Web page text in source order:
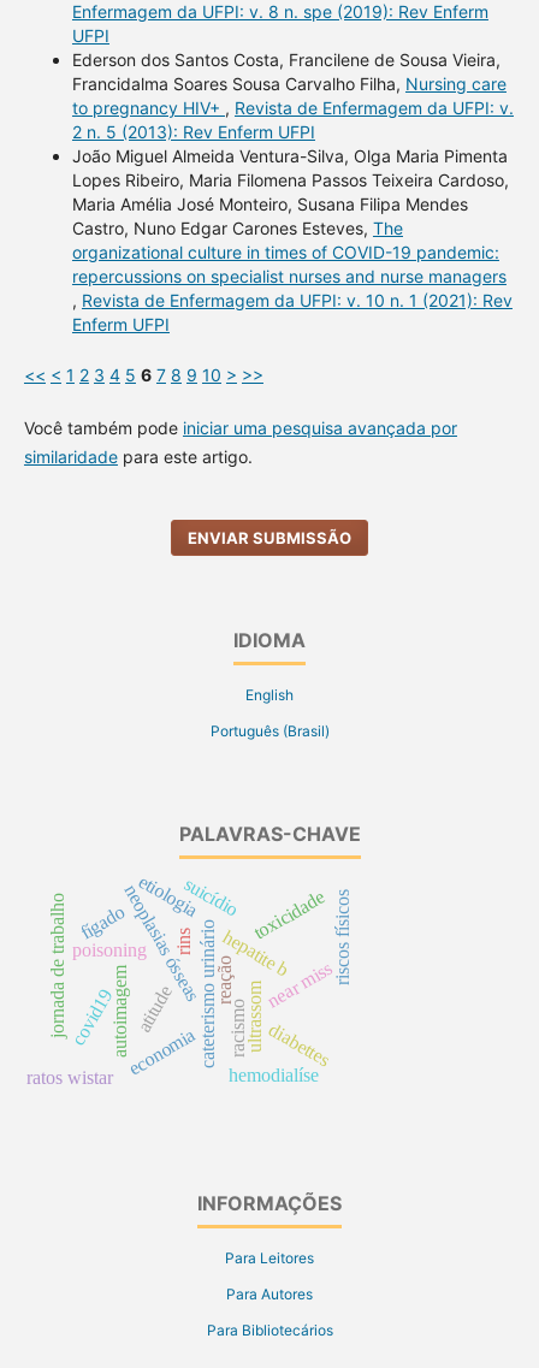
Enfermagem da UFPI: v. 8 n. spe (2019): Rev Enferm
UFPI
Ederson dos Santos Costa, Francilene de Sousa Vieira,
Francidalma Soares Sousa Carvalho Filha, Nursing care
to pregnancy HIV+ , Revista de Enfermagem da UFPI: v.
2 n. 5 (2013): Rev Enferm UFPI
João Miguel Almeida Ventura-Silva, Olga Maria Pimenta
Lopes Ribeiro, Maria Filomena Passos Teixeira Cardoso,
Maria Amélia José Monteiro, Susana Filipa Mendes
Castro, Nuno Edgar Carones Esteves, The
organizational culture in times of COVID-19 pandemic:
repercussions on specialist nurses and nurse managers
, Revista de Enfermagem da UFPI: v. 10 n. 1 (2021): Rev
Enferm UFPI
<< < 1 2 3 4 5 6 7 8 9 10 > >>
Você também pode iniciar uma pesquisa avançada por
similaridadepara este artigo.
ENVIAR SUBMISSÃO
IDIOMA
English
Português (Brasil)
PALAVRAS-CHAVE
hepatite b
neoplasias ósseas
poisoning
ultrassom
cateterismo urinário near miss
jornada de trabalho riscos físicos
autoimagemeconomia
suicídio
reação
diabettes
hemodialíse
toxicidade
ratos wistar
fígado rins
racismo
atitude
etiologia
covid19
INFORMAÇÕES
Para Leitores
Para Autores
Para Bibliotecários